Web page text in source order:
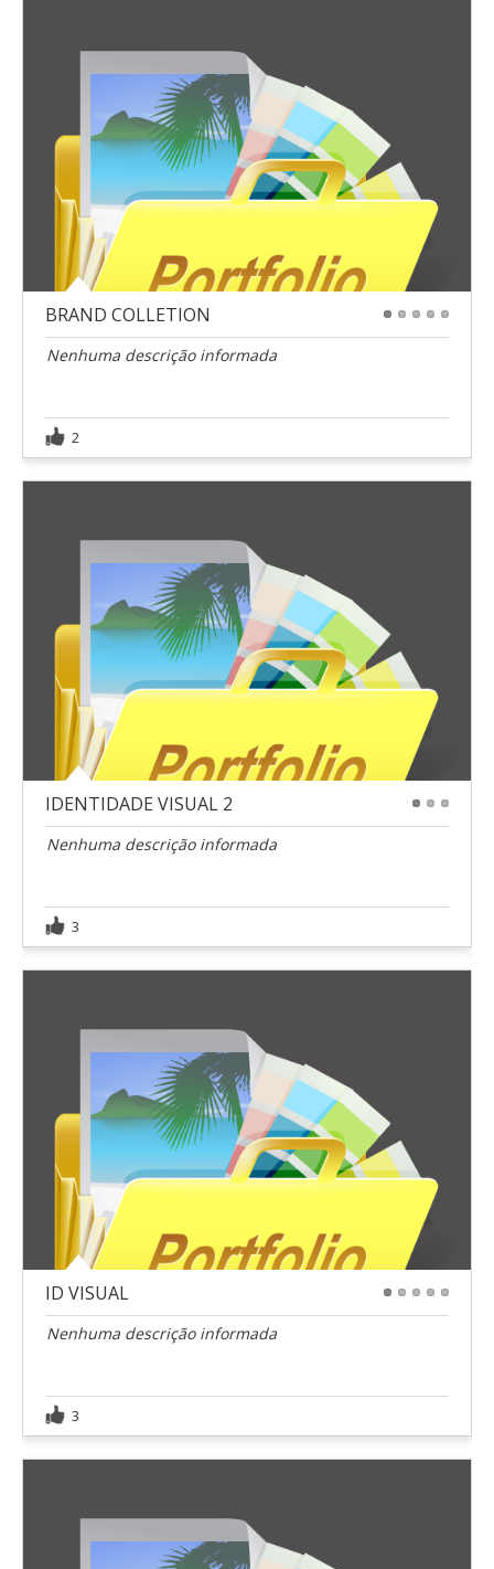
BRAND COLLETION
Nenhuma descrição informada
2
IDENTIDADE VISUAL 2
Nenhuma descrição informada
3
ID VISUAL
Nenhuma descrição informada
3